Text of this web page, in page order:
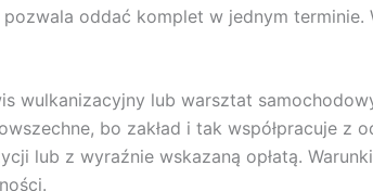
oddać komplet w jednym
wulkanizacyjny lub warsztat
bo zakład i tak współpracuje
lub z wyraźnie wskazaną opłatą.